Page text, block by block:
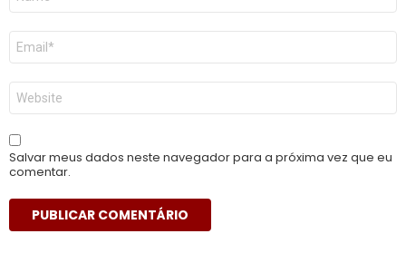
E-
mail
*
Site
Salvar meus dados neste navegador para a próxima vez que eu
comentar.